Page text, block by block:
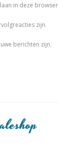
in deze
zijn.
berichten zijn.